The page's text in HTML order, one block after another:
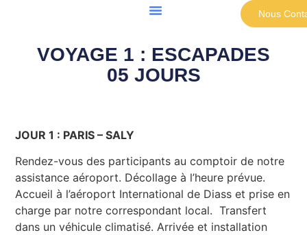
Nous
VOYAGE 1 : ESCAPADES
05 JOURS
JOUR 1 : PARIS – SALY
Rendez-vous des participants au comptoir de notre
assistance aéroport. Décollage à l’heure prévue.
Accueil à l’aéroport International de Diass et prise en
charge par notre correspondant local. Transfert
dans un véhicule climatisé. Arrivée et installation